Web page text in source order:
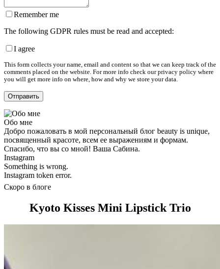
Remember me
The following GDPR rules must be read and accepted:
I agree
This form collects your name, email and content so that we can keep track of the
comments placed on the website. For more info check our privacy policy where
you will get more info on where, how and why we store your data.
Обо мне
Добро пожаловать в мой персональный блог beauty is unique,
посвященный красоте, всем ее выражениям и формам.
Спасибо, что вы со мной! Ваша Сабина.
Instagram
Something is wrong.
Instagram token error.
Скоро в блоге
Kyoto Kisses Mini Lipstick Trio